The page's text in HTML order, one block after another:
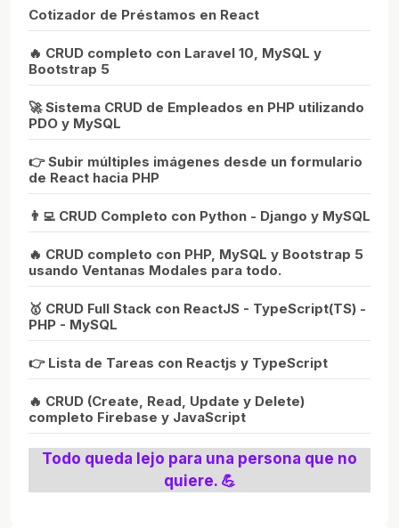
Cotizador de Préstamos en React
🔥 CRUD completo con Laravel 10, MySQL y
Bootstrap 5
🚀 Sistema CRUD de Empleados en PHP utilizando
PDO y MySQL
👉 Subir múltiples imágenes desde un formulario
de React hacia PHP
👨‍💻 CRUD Completo con Python - Django y MySQL
🔥 CRUD completo con PHP, MySQL y Bootstrap 5
usando Ventanas Modales para todo.
🥇 CRUD Full Stack con ReactJS - TypeScript(TS) -
PHP - MySQL
👉 Lista de Tareas con Reactjs y TypeScript
🔥 CRUD (Create, Read, Update y Delete)
completo Firebase y JavaScript
Todo queda lejo para una persona que no
quiere. 💪